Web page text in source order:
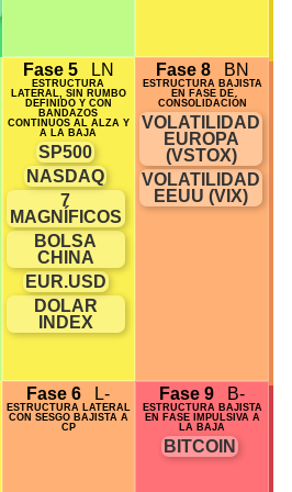
Fase 5 LN
ESTRUCTURA
LATERAL, SIN RUMBO
DEFINIDO Y CON
BANDAZOS
CONTINUOS AL ALZA Y
A LA BAJA
SP500
NASDAQ
7
MAGNÍFICOS
BOLSA
CHINA
EUR.USD
DOLAR
INDEX
Fase 8 BN
ESTRUCTURA BAJISTA
EN FASE DE
CONSOLIDACIÓN
VOLATILIDAD
EUROPA
(VSTOX)
VOLATILIDAD
EEUU (VIX)
Fase 6 L-
ESTRUCTURA LATERAL
CON SESGO BAJISTA A
CP
Fase 9 B-
ESTRUCTURA BAJISTA
EN FASE IMPULSIVA A
LA BAJA
BITCOIN